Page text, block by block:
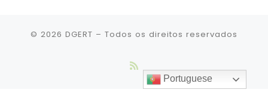
© 2026 DGERT – Todos os direitos reservados
Portuguese